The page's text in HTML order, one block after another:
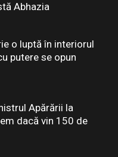
Abhazia
o luptă în interiorul
putere se opun
Apărării la
dacă vin 150 de